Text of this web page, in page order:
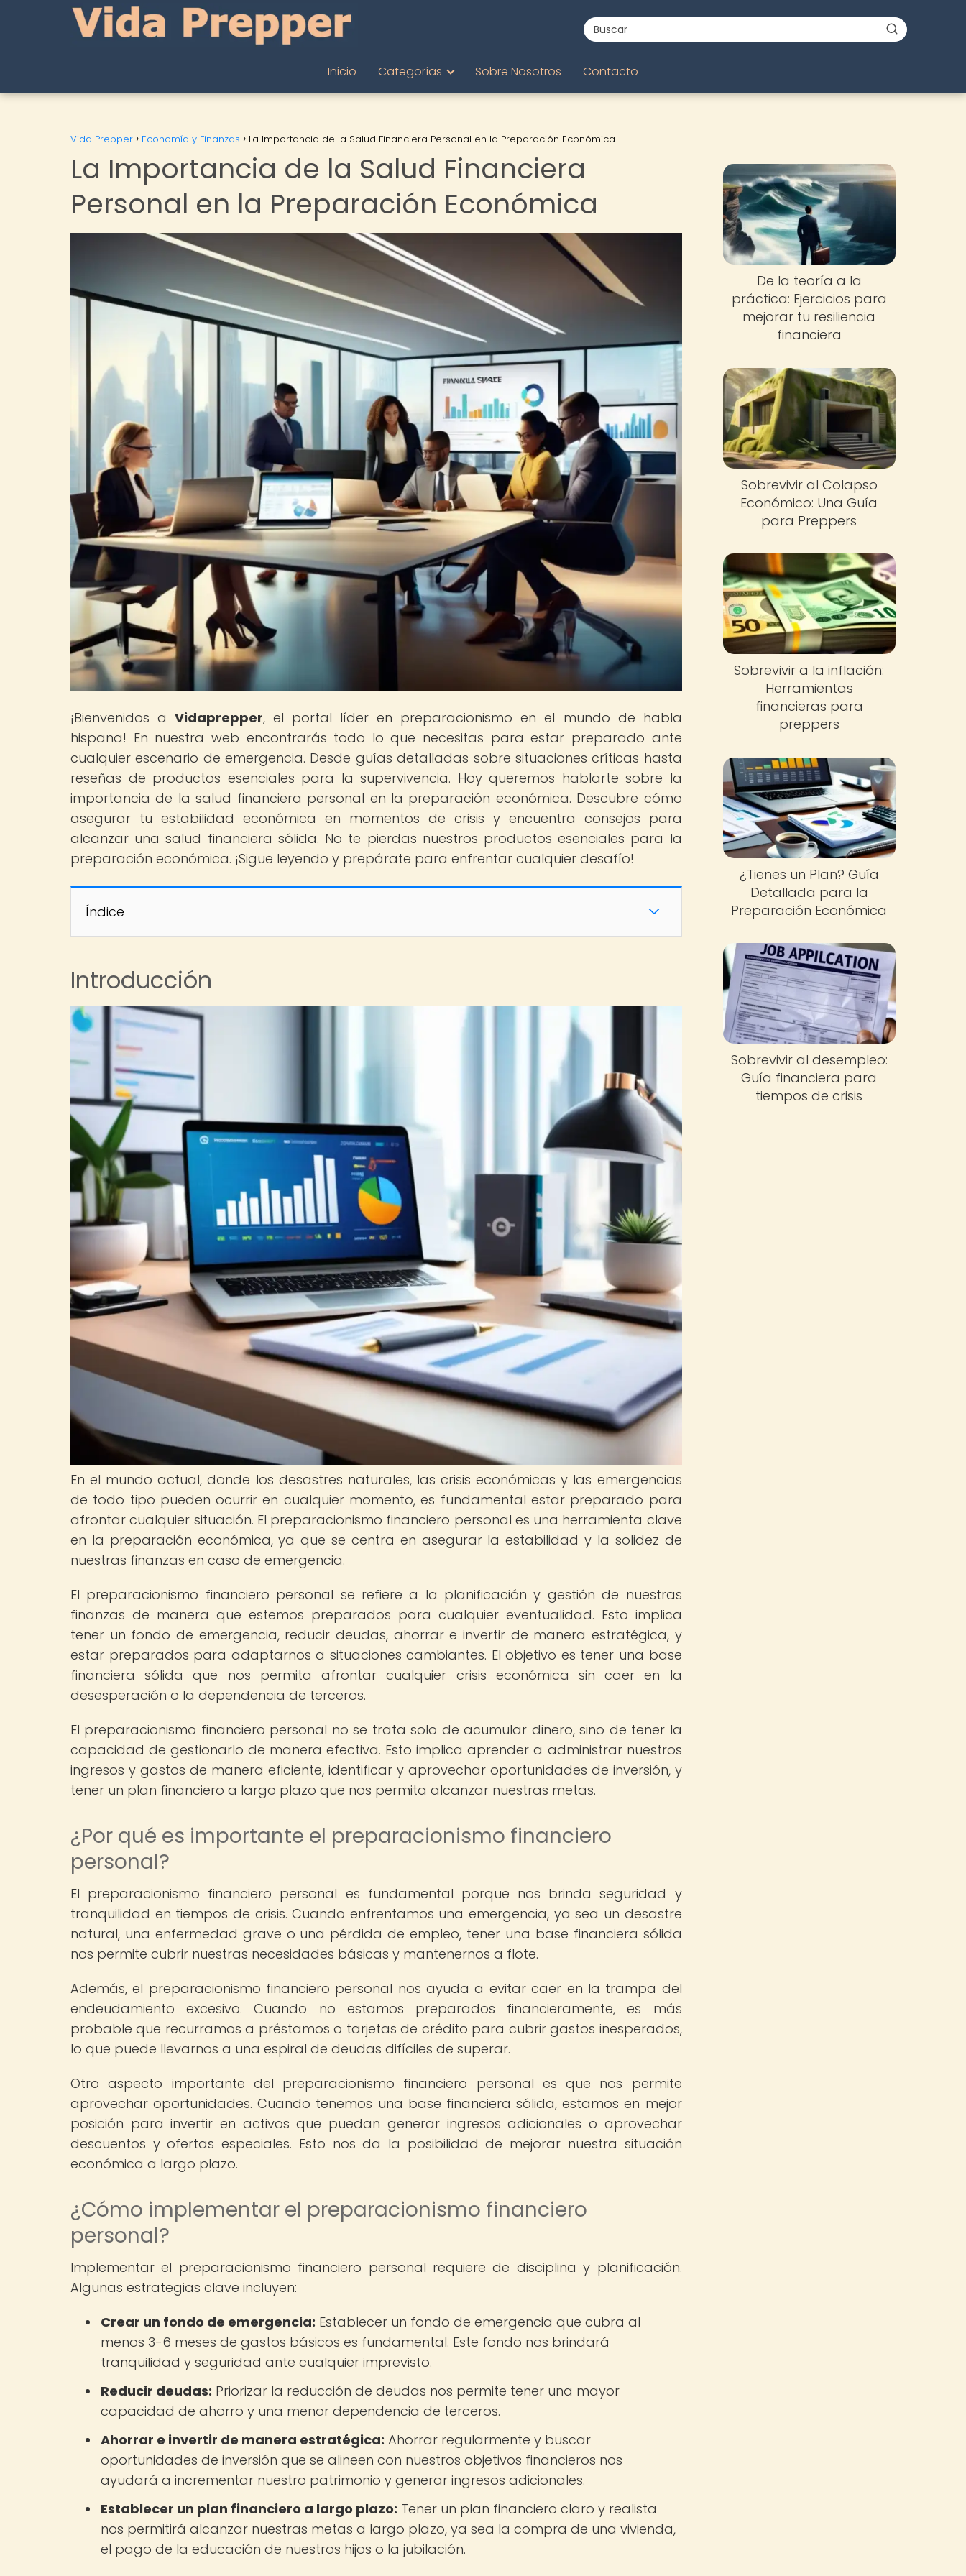
Inicio Categorías Sobre Nosotros Contacto
Vida Prepper Economía y Finanzas La Importancia de la Salud Financiera Personal en la Preparación Económica
La Importancia de la Salud Financiera
Personal en la Preparación Económica
¡Bienvenidos aVidaprepper, el portal líder en preparacionismo en el mundo de habla
hispana! En nuestra web encontrarás todo lo que necesitas para estar preparado ante
cualquier escenario de emergencia. Desde guías detalladas sobre situaciones críticas hasta
reseñas de productos esenciales para la supervivencia. Hoy queremos hablarte sobre la
importancia de la salud financiera personal en la preparación económica. Descubre cómo
asegurar tu estabilidad económica en momentos de crisis y encuentra consejos para
alcanzar una salud financiera sólida. No te pierdas nuestros productos esenciales para la
preparación económica. ¡Sigue leyendo y prepárate para enfrentar cualquier desafío!
Índice
Introducción
En el mundo actual, donde los desastres naturales, las crisis económicas y las emergencias
de todo tipo pueden ocurrir en cualquier momento, es fundamental estar preparado para
afrontar cualquier situación. El preparacionismo financiero personal es una herramienta clave
en la preparación económica, ya que se centra en asegurar la estabilidad y la solidez de
nuestras finanzas en caso de emergencia.
El preparacionismo financiero personal se refiere a la planificación y gestión de nuestras
finanzas de manera que estemos preparados para cualquier eventualidad. Esto implica
tener un fondo de emergencia, reducir deudas, ahorrar e invertir de manera estratégica, y
estar preparados para adaptarnos a situaciones cambiantes. El objetivo es tener una base
financiera sólida que nos permita afrontar cualquier crisis económica sin caer en la
desesperación o la dependencia de terceros.
El preparacionismo financiero personal no se trata solo de acumular dinero, sino de tener la
capacidad de gestionarlo de manera efectiva. Esto implica aprender a administrar nuestros
ingresos y gastos de manera eficiente, identificar y aprovechar oportunidades de inversión, y
tener un plan financiero a largo plazo que nos permita alcanzar nuestras metas.
¿Por qué es importante el preparacionismo financiero
personal?
El preparacionismo financiero personal es fundamental porque nos brinda seguridad y
tranquilidad en tiempos de crisis. Cuando enfrentamos una emergencia, ya sea un desastre
natural, una enfermedad grave o una pérdida de empleo, tener una base financiera sólida
nos permite cubrir nuestras necesidades básicas y mantenernos a flote.
Además, el preparacionismo financiero personal nos ayuda a evitar caer en la trampa del
endeudamiento excesivo. Cuando no estamos preparados financieramente, es más
probable que recurramos a préstamos o tarjetas de crédito para cubrir gastos inesperados,
lo que puede llevarnos a una espiral de deudas difíciles de superar.
Otro aspecto importante del preparacionismo financiero personal es que nos permite
aprovechar oportunidades. Cuando tenemos una base financiera sólida, estamos en mejor
posición para invertir en activos que puedan generar ingresos adicionales o aprovechar
descuentos y ofertas especiales. Esto nos da la posibilidad de mejorar nuestra situación
económica a largo plazo.
¿Cómo implementar el preparacionismo financiero
personal?
Implementar el preparacionismo financiero personal requiere de disciplina y planificación.
Algunas estrategias clave incluyen:
Crear un fondo de emergencia: Establecer un fondo de emergencia que cubra al
menos 3-6 meses de gastos básicos es fundamental. Este fondo nos brindará
tranquilidad y seguridad ante cualquier imprevisto.
Reducir deudas: Priorizar la reducción de deudas nos permite tener una mayor
capacidad de ahorro y una menor dependencia de terceros.
Ahorrar e invertir de manera estratégica: Ahorrar regularmente y buscar
oportunidades de inversión que se alineen con nuestros objetivos financieros nos
ayudará a incrementar nuestro patrimonio y generar ingresos adicionales.
Establecer un plan financiero a largo plazo: Tener un plan financiero claro y realista
nos permitirá alcanzar nuestras metas a largo plazo, ya sea la compra de una vivienda,
el pago de la educación de nuestros hijos o la jubilación.
De la teoría a la
práctica: Ejercicios para
mejorar tu resiliencia
financiera
Sobrevivir al Colapso
Económico: Una Guía
para Preppers
Sobrevivir a la inflación:
Herramientas
financieras para
preppers
¿Tienes un Plan? Guía
Detallada para la
Preparación Económica
Sobrevivir al desempleo:
Guía financiera para
tiempos de crisis